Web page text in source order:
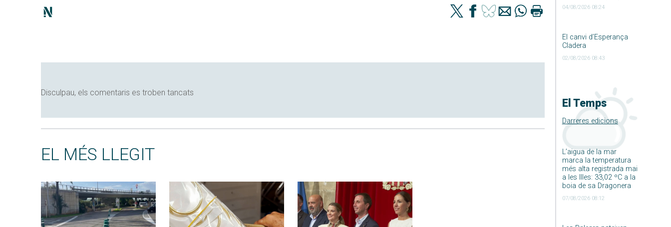
04/08/2026 08:24
El canvi d’Esperança
Cladera
02/08/2026 08:43
El Temps
Darreres edicions
L’aigua de la mar
marca la temperatura
més alta registrada mai
a les Illes: 33,02 ºC a la
boia de sa Dragonera
07/08/2026 08:12
Disculpau, els comentaris es troben tancats
EL MÉS LLEGIT